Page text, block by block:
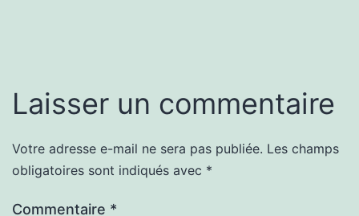
Laisser un commentaire
Votre adresse e-mail ne sera pas publiée. Les champs
obligatoires sont indiqués avec *
Commentaire *